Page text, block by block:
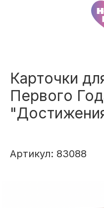
Карточки
Первого
Артикул: 83088